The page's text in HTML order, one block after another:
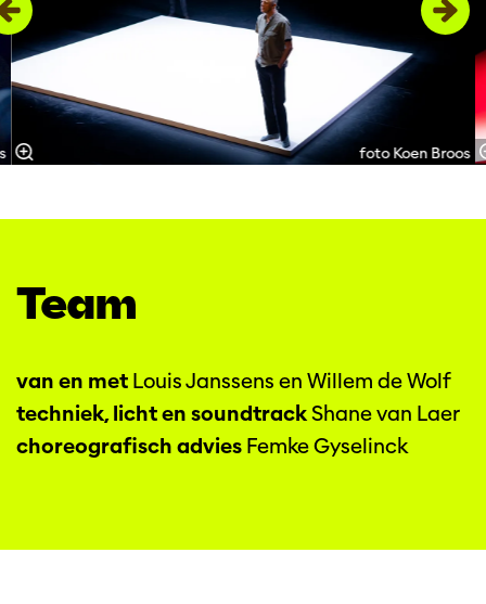
foto Koen Broos
Team
van en met Louis Janssens en Willem de Wolf
techniek, licht en soundtrackShane van Laer
choreografisch advies Femke Gyselinck